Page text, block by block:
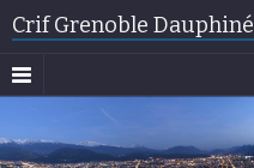
Crif Grenoble Dauphiné